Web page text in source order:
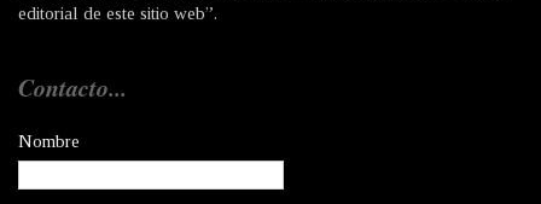
editorial de este sitio web”.
Contacto...
Nombre